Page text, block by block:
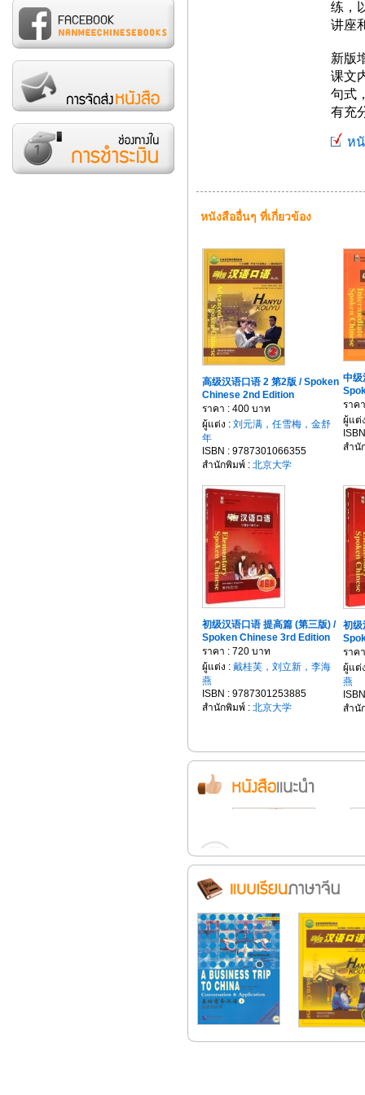
练，
讲座
新版
课文
句式
有充
ห
หนังสืออื่นๆ ที่เกี่ยวข้อง
高级汉语口语 2 第2版 / Spoken
Chinese 2nd Edition
ราคา : 400 บาท
ผู้แต่ง : 刘元满，任雪梅，金舒
年
ISBN : 9787301066355
สำนักพิมพ์ : 北京大学
中级
ราค
ผู้แต่
สำนั
初级汉语口语 提高篇 (第三版) /
Spoken Chinese 3rd Edition
ราคา : 720 บาท
ผู้แต่ง : 戴桂芙，刘立新，李海
燕
ISBN : 9787301253885
สำนักพิมพ์ : 北京大学
初级
ราค
ผู้แต่
燕
สำนั